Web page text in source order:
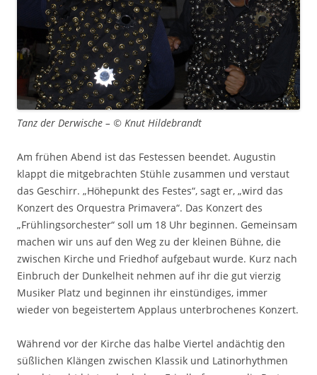
Tanz der Derwische – © Knut Hildebrandt
Am frühen Abend ist das Festessen beendet. Augustin
klappt die mitgebrachten Stühle zusammen und verstaut
das Geschirr. „Höhepunkt des Festes“, sagt er, „wird das
Konzert des Orquestra Primavera“. Das Konzert des
„Frühlingsorchester“ soll um 18 Uhr beginnen. Gemeinsam
machen wir uns auf den Weg zu der kleinen Bühne, die
zwischen Kirche und Friedhof aufgebaut wurde. Kurz nach
Einbruch der Dunkelheit nehmen auf ihr die gut vierzig
Musiker Platz und beginnen ihr einstündiges, immer
wieder von begeistertem Applaus unterbrochenes Konzert.
Während vor der Kirche das halbe Viertel andächtig den
süßlichen Klängen zwischen Klassik und Latinorhythmen